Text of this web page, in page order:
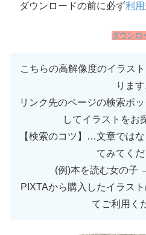
ダウンロードの前に必ず利
ダウンロ
こちらの高解像度のイラス
ります
リンク先のページの検索ボ
してイラストをお
【検索のコツ】…文章では
てみてくだ
(例)本を読む女の子
PIXTAから購入したイラス
てご利用く